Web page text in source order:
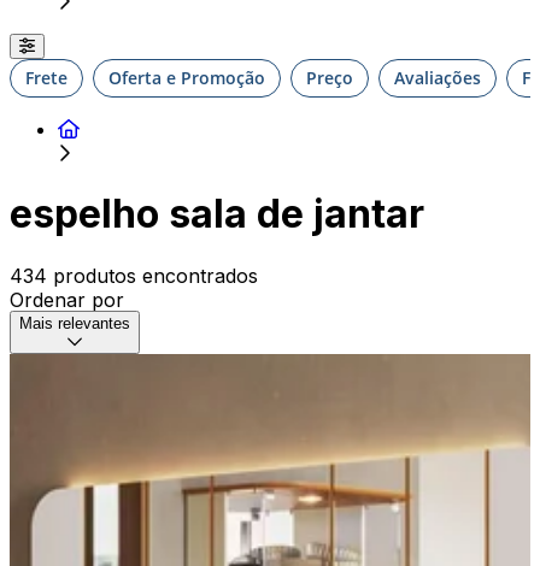
Frete Oferta e Promoção Preço Avaliações
espelho sala de jantar
434 produtos encontrados
Ordenar por
Mais relevantes